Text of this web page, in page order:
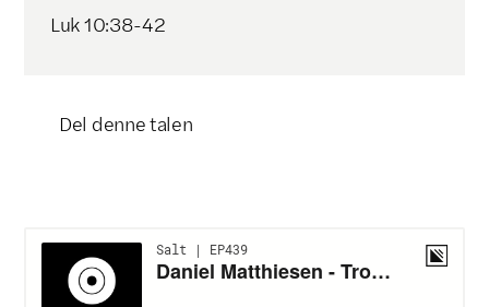
Luk 10:38-42
Del denne talen